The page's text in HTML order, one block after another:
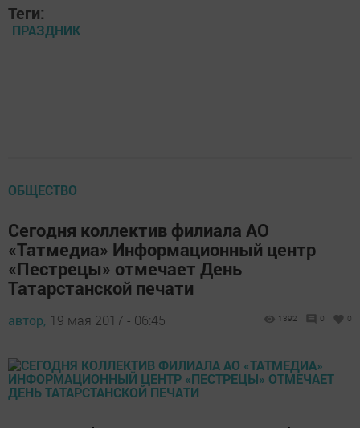
Теги:
ПРАЗДНИК
ОБЩЕСТВО
Сегодня коллектив филиала АО
«Татмедиа» Информационный центр
«Пестрецы» отмечает День
Татарстанской печати
автор, 19 мая 2017 - 06:45 1392 0 0